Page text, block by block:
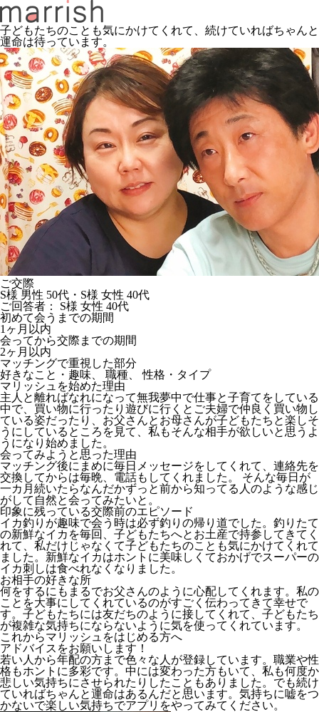
子どもたちのことも気にかけてくれて、続けていればちゃんと
運命は待っています。
ご交際
S様 男性 50代・S様 女性 40代
ご回答者： S様 女性 40代
初めて会うまでの期間
1ヶ月以内
会ってから交際までの期間
2ヶ月以内
マッチングで重視した部分
好きなこと・趣味、 職種、 性格・タイプ
マリッシュを始めた理由
主人と離ればなれになって無我夢中で仕事と子育てをしている
中で、買い物に行ったり遊びに行くとご夫婦で仲良く買い物し
ている姿だったり、お父さんとお母さんが子どもたちと楽しそ
うにしているところを見て、私もそんな相手が欲しいと思うよ
うになり始めました。
会ってみようと思った理由
マッチング後にまめに毎日メッセージをしてくれて、連絡先を
交換してからは毎晩、電話もしてくれました。 そんな毎日が
一カ月続いたらなんだかずっと前から知ってる人のような感じ
がして自然と会ってみたいと。
印象に残っている交際前のエピソード
イカ釣りが趣味で会う時は必ず釣りの帰り道でした。釣りたて
の新鮮なイカを毎回、子どもたちへとお土産で持参してきてく
れて、私だけじゃなくて子どもたちのことも気にかけてくれて
ました。新鮮なイカはホントに美味しくておかげでスーパーの
イカ刺しは食べれなくなりました。
お相手の好きな所
何をするにもまるでお父さんのように心配してくれます。私の
ことを大事にしてくれているのがすごく伝わってきて幸せで
す。子どもたちには友だちのように接してくれて、子どもたち
が複雑な気持ちにならないように気を使ってくれています。
これからマリッシュをはじめる方へ
アドバイスをお願いします！
若い人から年配の方まで色々な人が登録しています。職業や性
格もホントに多彩です。中には変わった方もいて、私も何度か
悲しい気持ちにさせられたりしたこともありました。でも続け
ていればちゃんと運命はあるんだと思います。気持ちに嘘をつ
かないで楽しい気持ちでアプリをやってみてください。